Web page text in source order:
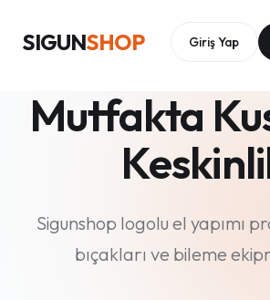
SIGUNSHOP Giriş Yap
Mutfakta
Sigunshop logolu el yapımı
bıçakları ve bileme